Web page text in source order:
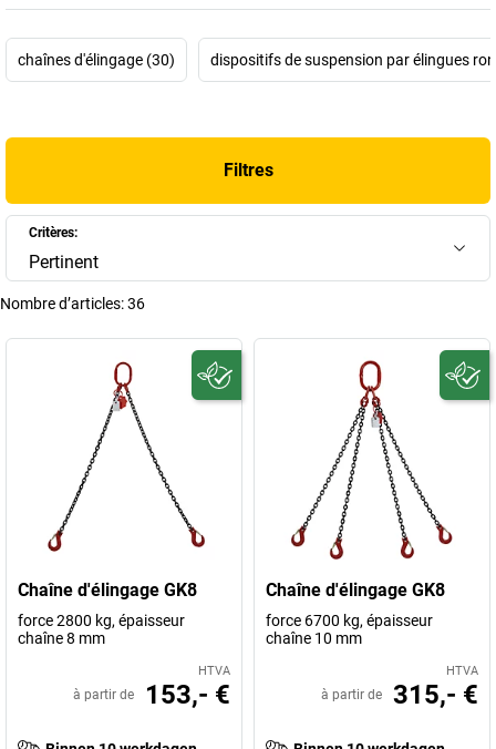
contraintes mécaniques, aux températures extrêmes et aux
chaînes d'élingage (30) dispositifs de suspension par élingues
Filtres
Critères:
Pertinent
Nombre d’articles:36
Chaîne d'élingage GK8
force 2800 kg, épaisseur
chaîne 8 mm
HTVA
à partir de 153,- €
Chaîne d'élingage GK8
force 6700 kg, épaisseur
chaîne 10 mm
HTVA
à partir de 315,- €